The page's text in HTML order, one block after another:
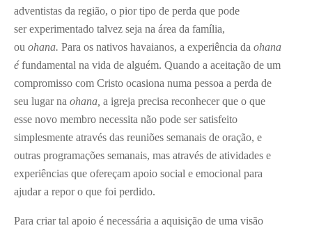
adventistas da região, o pior tipo de perda que pode
ser experimentado talvez seja na área da família,
ou ohana. Para os nativos havaianos, a experiência da ohana
éfundamental na vida de alguém. Quando a aceitação de um
compromisso com Cristo ocasiona numa pessoa a perda de
seu lugar na ohana, a igreja precisa reconhecer que o que
esse novo membro necessita não pode ser satisfeito
simplesmente através das reuniões semanais de oração, e
outras programações semanais, mas através de atividades e
experiências que ofereçam apoio social e emocional para
ajudar a repor o que foi perdido.
Para criar tal apoio é necessária a aquisição de uma visão